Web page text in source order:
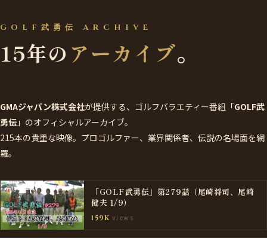
GOLF武勇伝 ARCHIVE
15年の アーカイブ。
GMAジャパン株式会社が提供する、ゴルフバラエティー番組「GOLF武
勇伝 」のオフィシャルアーカイブ。
215本の貴重な映像。プロゴルファー、業界関係者、伝説の名場面を網
羅。
「GOLF武勇伝」第279話（尾崎将司、尾崎
健夫 1/9）
159K views